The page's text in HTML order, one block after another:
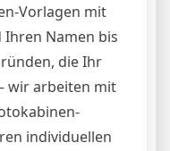
Vorlagen mit
Namen bis
die Ihr
wir arbeiten mit
individuellen